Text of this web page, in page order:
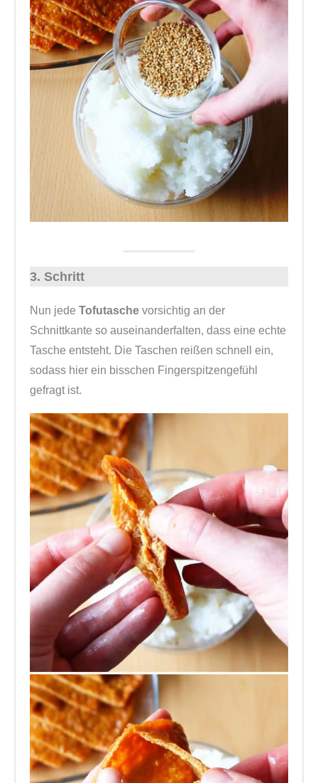
3. Schritt
Nun jede Tofutasche vorsichtig an der
Schnittkante so auseinanderfalten, dass eine echte
Tasche entsteht. Die Taschen reißen schnell ein,
sodass hier ein bisschen Fingerspitzengefühl
gefragt ist.